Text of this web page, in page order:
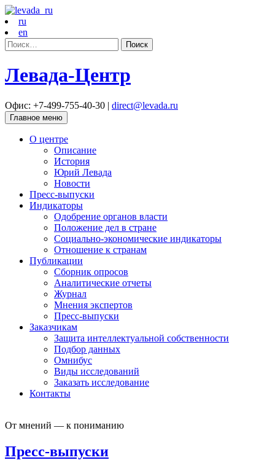
ru
en
Найти:
Левада-Центр
Офис: +7-499-755-40-30 | direct@levada.ru
Главное меню
О центре
Описание
История
Юрий Левада
Новости
Пресс-выпуски
Индикаторы
Одобрение органов власти
Положение дел в стране
Социально-экономические индикаторы
Отношение к странам
Публикации
Сборник опросов
Аналитические отчеты
Журнал
Мнения экспертов
Пресс-выпуски
Заказчикам
Защита интеллектуальной собственности
Подбор данных
Омнибус
Виды исследований
Заказать исследование
Контакты
От мнений — к пониманию
Пресс-выпуски